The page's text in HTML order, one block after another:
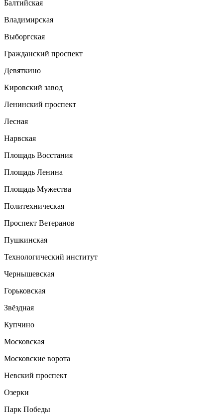
Балтийская
Владимирская
Выборгская
Гражданский проспект
Девяткино
Кировский завод
Ленинский проспект
Лесная
Нарвская
Площадь Восстания
Площадь Ленина
Площадь Мужества
Политехническая
Проспект Ветеранов
Пушкинская
Технологический институт
Чернышевская
Горьковская
Звёздная
Купчино
Московская
Московские ворота
Невский проспект
Озерки
Парк Победы